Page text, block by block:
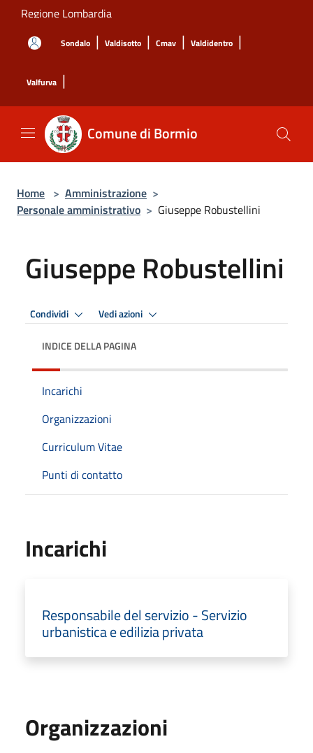
Salta al contenuto principale
Regione Lombardia
Sondalo | Valdisotto | Cmav | Valdidentro |
Valfurva |
Comune di Bormio
Home > Amministrazione >
Personale amministrativo > Giuseppe Robustellini
Giuseppe Robustellini
Condividi Vedi azioni
INDICE DELLA PAGINA
Incarichi
Organizzazioni
Curriculum Vitae
Punti di contatto
Incarichi
Responsabile del servizio - Servizio
urbanistica e edilizia privata
Organizzazioni